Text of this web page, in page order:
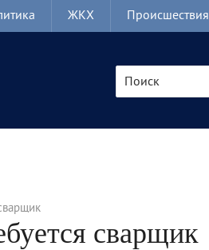
ЖКХ Происшествия
сварщик